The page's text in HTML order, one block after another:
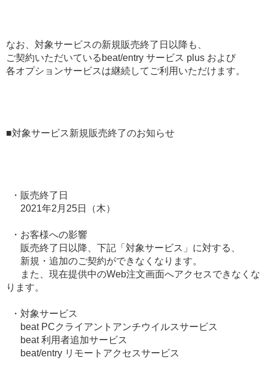
なお、対象サービスの新規販売終了日以降も、
ご契約いただいているbeat/entry サービス plus および
各オプションサービスは継続してご利用いただけます。
■対象サービス新規販売終了のお知らせ
・販売終了日
2021年2月25日（木）
・お客様への影響
販売終了日以降、下記「対象サービス」に対する、
新規・追加のご契約ができなくなります。
また、現在提供中のWeb注文画面へアクセスできなくな
ります。
・対象サービス
beat PCクライアントアンチウイルスサービス
beat 利用者追加サービス
beat/entry リモートアクセスサービス